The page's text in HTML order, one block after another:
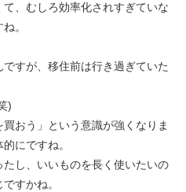
、むしろ効率化されすぎていな
。
すが、移住前は行き過ぎていた
)
おう」という意識が強くなりま
にですね。
し、いいものを長く使いたいの
すかね。